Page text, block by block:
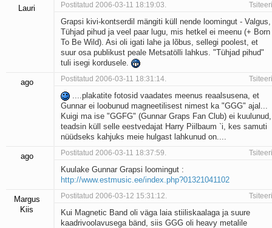
Lauri Postitatud 2006-03-11 18:19:03. Tsiteeri
Grapsi kivi-kontserdil mängiti küll nende loomingut - Valgus,
Tühjad pihud ja veel paar lugu, mis hetkel ei meenu (+ Born
To Be Wild). Asi oli igati lahe ja lõbus, sellegi poolest, et
suur osa publikust peale Metsatölli lahkus. "Tühjad pihud"
tuli isegi kordusele.
ago Postitatud 2006-03-11 18:31:14. Tsiteeri
....plakatite fotosid vaadates meenus reaalsusena, et
Gunnar ei loobunud magneetilisest nimest ka "GGG" ajal...
Kuigi ma ise "GGFG" (Gunnar Graps Fan Club) ei kuulunud,
teadsin küll selle eestvedajat Harry Piilbaum `i, kes samuti
nüüdseks kahjuks meie hulgast lahkunud on....
ago Postitatud 2006-03-11 18:37:59. Tsiteeri
Kuulake Gunnar Grapsi loomingut :
http://www.estmusic.ee/index.php?01321041102
Margus
Kiis
Postitatud 2006-03-12 15:31:12. Tsiteeri
Kui Magnetic Band oli väga laia stiiliskaalaga ja suure
kaadrivoolavusega bänd, siis GGG oli heavy metalile